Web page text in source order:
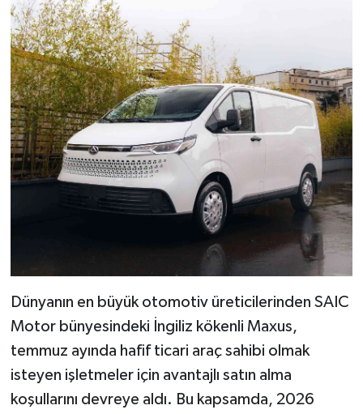
Dünyanın en büyük otomotiv üreticilerinden SAIC
Motor bünyesindeki İngiliz kökenli Maxus,
temmuz ayında hafif ticari araç sahibi olmak
isteyen işletmeler için avantajlı satın alma
koşullarını devreye aldı. Bu kapsamda, 2026